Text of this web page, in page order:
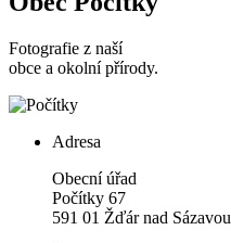
Fotografie z naší
obce a okolní přírody.
Adresa
Obecní úřad
Počítky 67
591 01 Žďár nad Sázavou